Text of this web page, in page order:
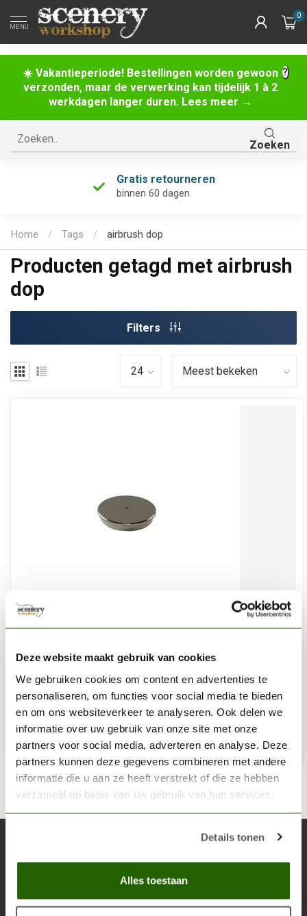
Deze website maakt gebruik van cookies
We gebruiken cookies om content en advertenties te
personaliseren, om functies voor social media te bieden
en om ons websiteverkeer te analyseren. Ook delen we
informatie over uw gebruik van onze site met onze
partners voor social media, adverteren en analyse. Deze
partners kunnen deze gegevens combineren met andere
informatie die u aan ze heeft verstrekt of die ze hebben
verzameld op basis van uw gebruik van hun services.
Details tonen
Alles toestaan
☀️ Vakantieperiode! Bestellingen worden gewoon
verzonden, maar de verwerking kan tijdelijk 1 à 2
werkdagen langer duren. Lees meer →
MENU
0
Zoeken
Gratis retourneren
binnen 60 dagen
Home / Tags / airbrush dop
Producten getagd met airbrush
dop
Filters
Deksel voor 2ml. cup - 123563
€6,00
Niet op voorraad
Blijf op de hoogte over onze laatste acties